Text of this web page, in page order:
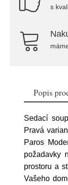
s
Popis
Sedací
Pravá
Paros
požadavky
prostoru a
Vašeho